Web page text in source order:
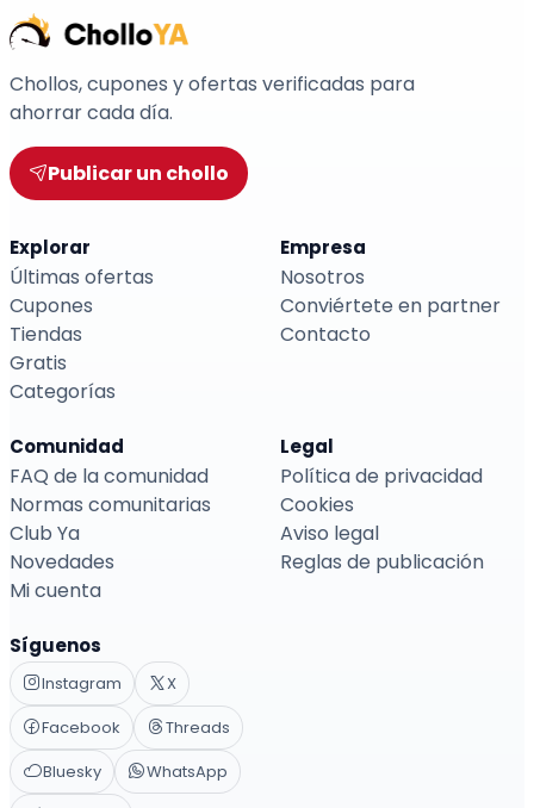
Chollos, cupones y ofertas verificadas para
ahorrar cada día.
Publicar un chollo
Explorar
Últimas ofertas
Cupones
Tiendas
Gratis
Categorías
Empresa
Nosotros
Conviértete en partner
Contacto
Comunidad
FAQ de la comunidad
Normas comunitarias
Club Ya
Novedades
Mi cuenta
Legal
Política de privacidad
Cookies
Aviso legal
Reglas de publicación
Síguenos
Instagram
X
Facebook
Threads
Bluesky
WhatsApp